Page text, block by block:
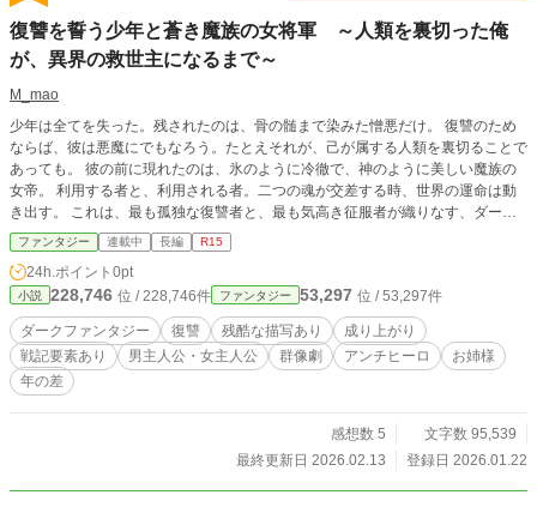
復讐を誓う少年と蒼き魔族の女将軍 ～人類を裏切った俺
が、異界の救世主になるまで～
M_mao
少年は全てを失った。残されたのは、骨の髄まで染みた憎悪だけ。 復讐のため
ならば、彼は悪魔にでもなろう。たとえそれが、己が属する人類を裏切ることで
あっても。 彼の前に現れたのは、氷のように冷徹で、神のように美しい魔族の
女帝。 利用する者と、利用される者。二つの魂が交差する時、世界の運命は動
き出す。 これは、最も孤独な復讐者と、最も気高き征服者が織りなす、ダー
ク・ファンタジー戦記。
ファンタジー 連載中 長編 R15
24h.ポイント 0pt
小説 228,746 位 / 228,746件 ファンタジー 53,297 位 / 53,297件
ダークファンタジー 復讐 残酷な描写あり
成り上がり
戦記要素あり
男主人公・女主人公 群像劇 アンチヒーロ
お姉様
年の差
感想数 5
文字数 95,539
最終更新日 2026.02.13
登録日 2026.01.22